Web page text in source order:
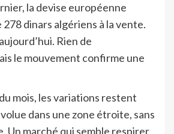
la devise européenne
dinars algériens à la vente.
Rien de
le mouvement confirme une
mois, les variations restent
dans une zone étroite, sans
Un marché qui semble respirer